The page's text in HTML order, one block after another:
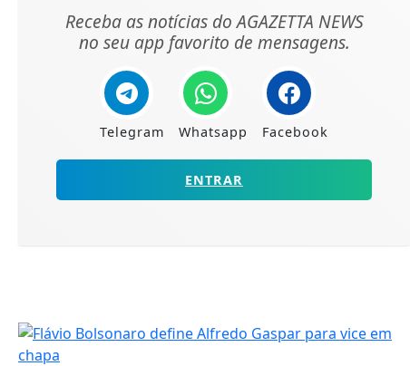
Receba as notícias do AGAZETTA NEWS
no seu app favorito de mensagens.
Telegram Whatsapp Facebook
ENTRAR